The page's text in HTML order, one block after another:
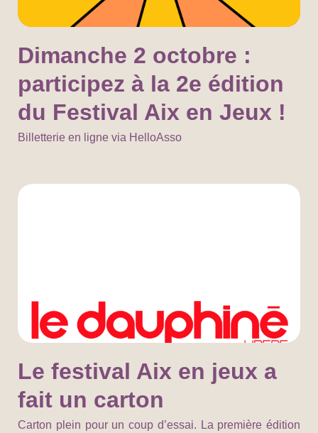
Dimanche 2 octobre :
participez à la 2e édition
du Festival Aix en Jeux !
Billetterie en ligne via HelloAsso
Le festival Aix en jeux a
fait un carton
Carton plein pour un coup d’essai. La première édition